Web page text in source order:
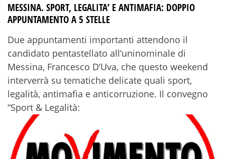
MESSINA. SPORT, LEGALITA’ E ANTIMAFIA: DOPPIO
APPUNTAMENTO A 5 STELLE
Due appuntamenti importanti attendono il
candidato pentastellato all’uninominale di
Messina, Francesco D’Uva, che questo weekend
interverrà su tematiche delicate quali sport,
legalità, antimafia e anticorruzione. Il convegno
“Sport & Legalità: